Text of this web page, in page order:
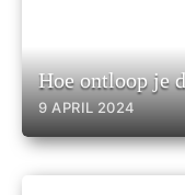
Hoe ontloop je
9 APRIL 2024